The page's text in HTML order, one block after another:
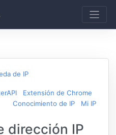
de IP
Extensión de Chrome
Conocimiento de IP
Mi IP
dirección IP